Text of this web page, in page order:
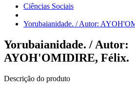
Ciências Sociais
Yorubaianidade. / Autor:
Yorubaianidade. / Autor:
AYOH'OMIDIRE, Félix.
Descrição do produto